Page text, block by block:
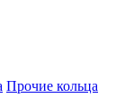
Прочие кольца